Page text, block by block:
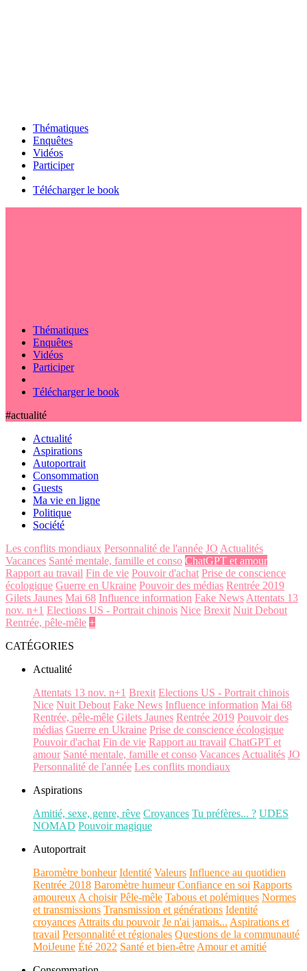
Thématiques
Enquêtes
Vidéos
Participer
Télécharger le book
Thématiques
Enquêtes
Vidéos
Participer
Télécharger le book
#actualité
Actualité
Aspirations
Autoportrait
Consommation
Guests
Ma vie en ligne
Politique
Société
Les conflits mondiaux Personnalité de l'année JO Actualités
Vacances Santé mentale, famille et conso ChatGPT et amour
Rapport au travail Fin de vie Pouvoir d'achat Prise de conscience
écologique Guerre en Ukraine Pouvoir des médias Rentrée 2019
Gilets Jaunes Mai 68 Influence information Fake News Attentats 13
nov. n+1 Elections US - Portrait chinois Nice Brexit Nuit Debout
Rentrée, pêle-mêle +
CATÉGORIES
Actualité
Attentats 13 nov. n+1 Brexit Elections US - Portrait chinois
Nice Nuit Debout Fake News Influence information Mai 68
Rentrée, pêle-mêle Gilets Jaunes Rentrée 2019 Pouvoir des
médias Guerre en Ukraine Prise de conscience écologique
Pouvoir d'achat Fin de vie Rapport au travail ChatGPT et
amour Santé mentale, famille et conso Vacances Actualités JO
Personnalité de l'année Les conflits mondiaux
Aspirations
Amitié, sexe, genre, rêve Croyances Tu préfères... ? UDES
NOMAD Pouvoir magique
Autoportrait
Baromètre bonheur Identité Valeurs Influence au quotidien
Rentrée 2018 Baromètre humeur Confiance en soi Rapports
amoureux A choisir Pêle-mêle Tabous et polémiques Normes
et transmissions Transmission et générations Identité
croyances Attraits du pouvoir Je n'ai jamais... Aspirations et
travail Personnalité et régionales Questions de la communauté
MoiJeune Été 2022 Santé et bien-être Amour et amitié